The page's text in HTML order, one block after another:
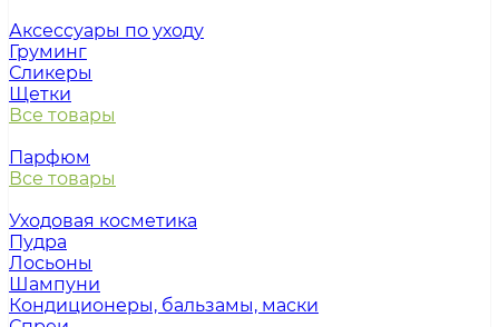
Аксессуары по уходу
Груминг
Сликеры
Щетки
Все товары
Парфюм
Все товары
Уходовая косметика
Пудра
Лосьоны
Шампуни
Кондиционеры, бальзамы, маски